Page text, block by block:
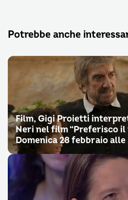
Potrebbe anche
Film, Gigi Proietti
Neri nel film “Preferisco il
Domenica 28 febbraio alle